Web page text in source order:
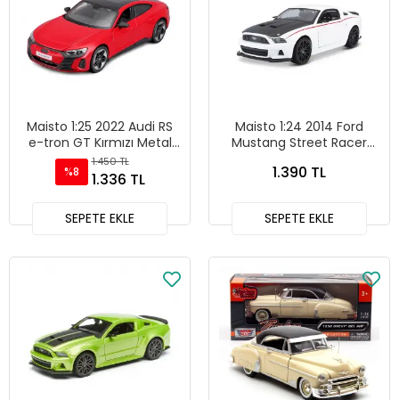
Maisto 1:25 2022 Audi RS
e-tron GT Kırmızı Metal
Model Araba - 32907
%8
1.450 TL
1.336 TL
SEPETE EKLE
Maisto 1:24 2014 Ford
Mustang Street Racer
- 31506
1.390 TL
SEPETE EKLE